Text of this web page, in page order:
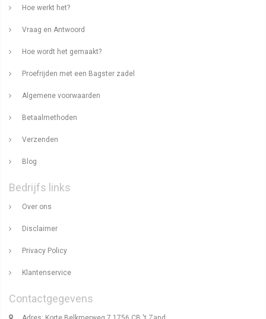
Hoe werkt het?
Vraag en Antwoord
Hoe wordt het gemaakt?
Proefrijden met een Bagster zadel
Algemene voorwaarden
Betaalmethoden
Verzenden
Blog
Bedrijfs links
Over ons
Disclaimer
Privacy Policy
Klantenservice
Contactgegevens